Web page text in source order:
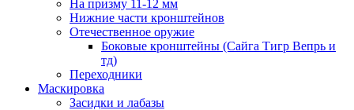
На призму 11-12 мм
Нижние части кронштейнов
Отечественное оружие
Боковые кронштейны (Сайга Тигр Вепрь и
тд)
Переходники
Маскировка
Засидки и лабазы